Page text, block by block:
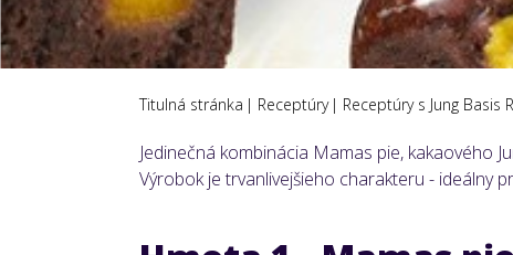
Titulná stránka Receptúry Receptúry s Jung
Jedinečná kombinácia Mamas pie, kakaového
Výrobok je trvanlivejšieho charakteru - ideálny